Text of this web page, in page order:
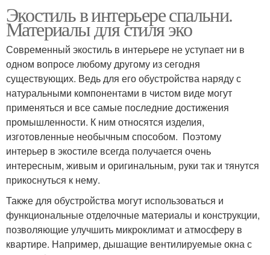
Экостиль в интерьере спальни.
Материалы для стиля эко
Современный экостиль в интерьере не уступает ни в
одном вопросе любому другому из сегодня
существующих. Ведь для его обустройства наряду с
натуральными компонентами в чистом виде могут
применяться и все самые последние достижения
промышленности. К ним относятся изделия,
изготовленные необычным способом. Поэтому
интерьер в экостиле всегда получается очень
интересным, живым и оригинальным, руки так и тянутся
прикоснуться к нему.
Также для обустройства могут использоваться и
функциональные отделочные материалы и конструкции,
позволяющие улучшить микроклимат и атмосферу в
квартире. Например, дышащие вентилируемые окна с